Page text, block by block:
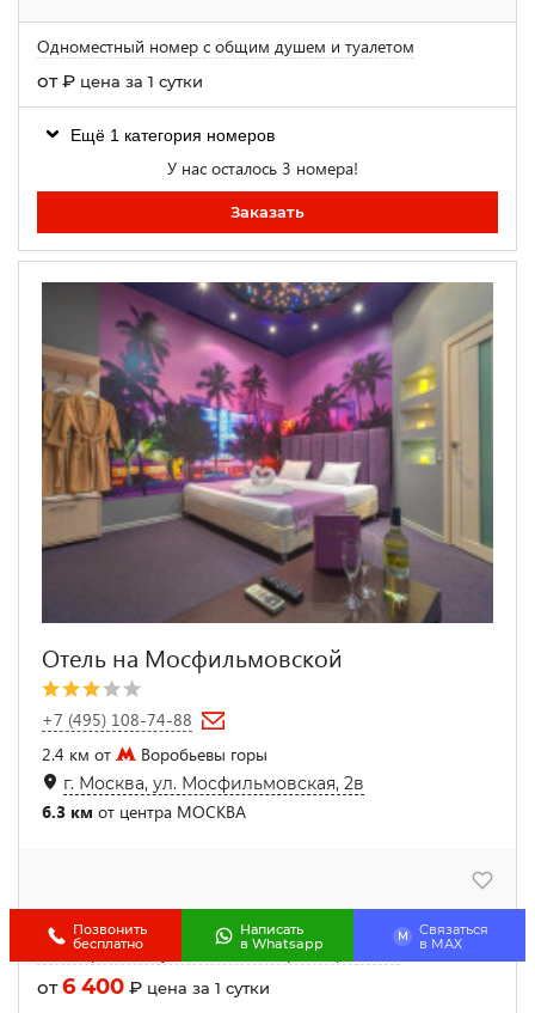
Одноместный номер с общим душем и туалетом
от₽ цена за 1 сутки
Ещё 1 категория номеров
У нас осталось 3 номера!
Заказать
Отель на Мосфильмовской
+7 (495) 108-74-88
2.4 км от
Воробьевы горы
г. Москва, ул. Мосфильмовская, 2в
6.3 км от центра МОСКВА
Стандартный двухместный номер с 1 кроватью
от6 400 ₽ цена за 1 сутки
Позвонить
бесплатно
Написать
в Whatsapp
M
Связаться
в МАХ